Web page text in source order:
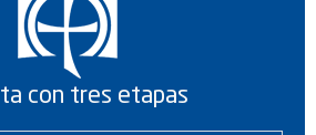
con tres etapas